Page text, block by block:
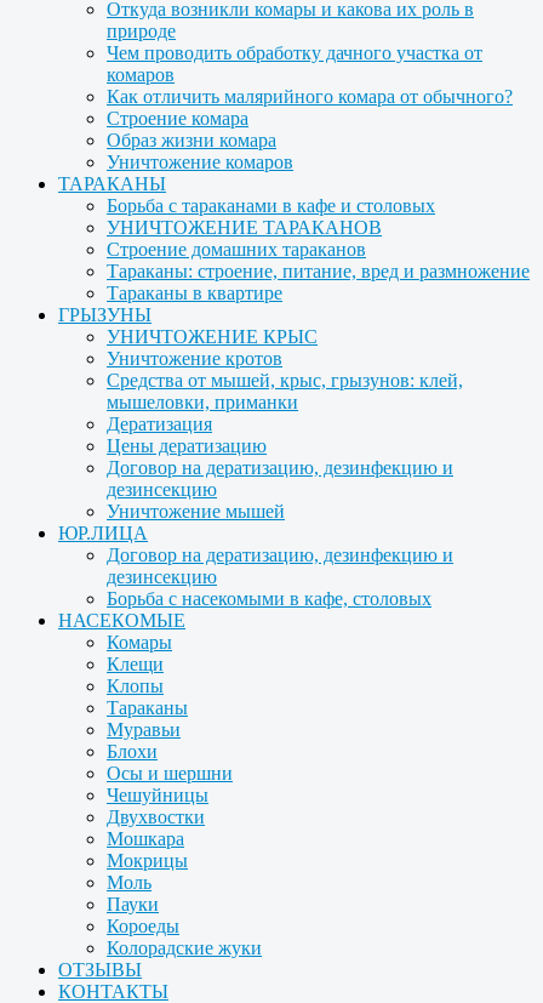
Откуда возникли комары и какова их роль в
природе
Чем проводить обработку дачного участка от
комаров
Как отличить малярийного комара от обычного?
Строение комара
Образ жизни комара
Уничтожение комаров
ТАРАКАНЫ
Борьба с тараканами в кафе и столовых
УНИЧТОЖЕНИЕ ТАРАКАНОВ
Строение домашних тараканов
Тараканы: строение, питание, вред и размножение
Тараканы в квартире
ГРЫЗУНЫ
УНИЧТОЖЕНИЕ КРЫС
Уничтожение кротов
Средства от мышей, крыс, грызунов: клей,
мышеловки, приманки
Дератизация
Цены дератизацию
Договор на дератизацию, дезинфекцию и
дезинсекцию
Уничтожение мышей
ЮР.ЛИЦА
Договор на дератизацию, дезинфекцию и
дезинсекцию
Борьба с насекомыми в кафе, столовых
НАСЕКОМЫЕ
Комары
Клещи
Клопы
Тараканы
Муравьи
Блохи
Осы и шершни
Чешуйницы
Двухвостки
Мошкара
Мокрицы
Моль
Пауки
Короеды
Колорадские жуки
ОТЗЫВЫ
КОНТАКТЫ